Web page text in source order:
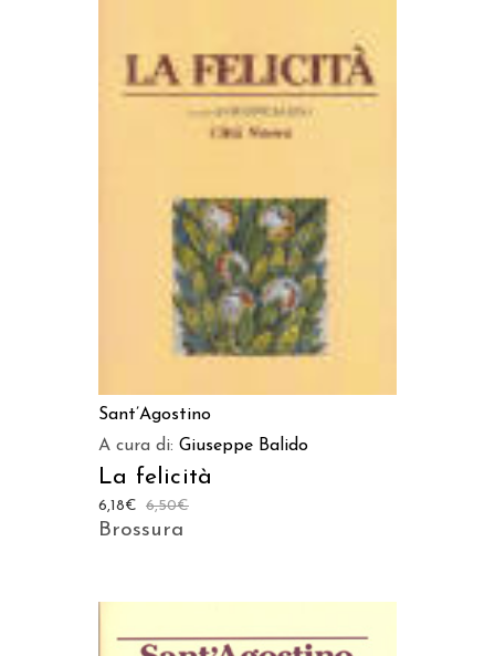
Sant’Agostino
A cura di: Giuseppe Balido
La felicità
6,50€
6,18€
Brossura